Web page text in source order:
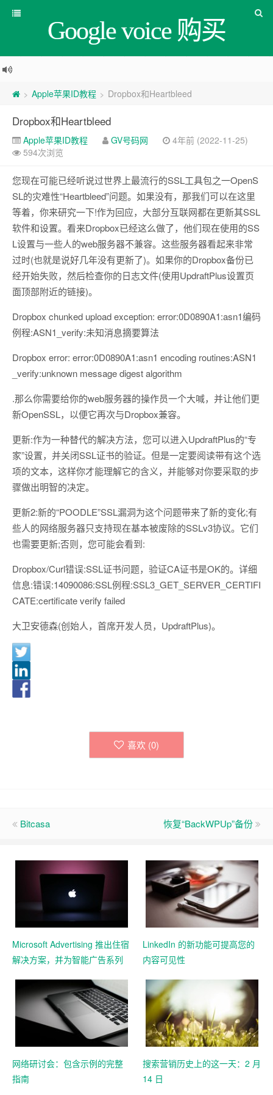
Google voice 购买
> Apple苹果ID教程 > Dropbox和Heartbleed
Dropbox和Heartbleed
Apple苹果ID教程 GV号码网
4年前 (2022-11-25)
594次浏览
您现在可能已经听说过世界上最流行的SSL工具包之一OpenS
SL的灾难性“Heartbleed”问题。如果没有，那我们可以在这里
等着，你来研究一下!作为回应，大部分互联网都在更新其SSL
软件和设置。看来Dropbox已经这么做了，他们现在使用的SS
L设置与一些人的web服务器不兼容。这些服务器看起来非常
过时(也就是说好几年没有更新了)。如果你的Dropbox备份已
经开始失败，然后检查你的日志文件(使用UpdraftPlus设置页
面顶部附近的链接)。
Dropbox chunked upload exception: error:0D0890A1:asn1编码
例程:ASN1_verify:未知消息摘要算法
Dropbox error: error:0D0890A1:asn1 encoding routines:ASN1
_verify:unknown message digest algorithm
.那么你需要给你的web服务器的操作员一个大喊，并让他们更
新OpenSSL，以便它再次与Dropbox兼容。
更新:作为一种替代的解决方法，您可以进入UpdraftPlus的“专
家”设置，并关闭SSL证书的验证。但是一定要阅读带有这个选
项的文本，这样你才能理解它的含义，并能够对你要采取的步
骤做出明智的决定。
更新2:新的“POODLE”SSL漏洞为这个问题带来了新的变化;有
些人的网络服务器只支持现在基本被废除的SSLv3协议。它们
也需要更新;否则，您可能会看到:
Dropbox/Curl错误:SSL证书问题，验证CA证书是OK的。详细
信息:错误:14090086:SSL例程:SSL3_GET_SERVER_CERTIFI
CATE:certificate verify failed
大卫安德森(创始人，首席开发人员，UpdraftPlus)。
喜欢 (0)
Bitcasa 恢复“BackWPUp”备份
Microsoft Advertising 推出住宿
解决方案，并为智能广告系列
LinkedIn 的新功能可提高您的
内容可见性
网络研讨会：包含示例的完整
指南
搜索营销历史上的这一天：2 月
14 日